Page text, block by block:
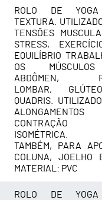
ROLO DE
TEXTURA.
TENSÕES
STRESS,
EQUILÍBRIO
OS
ABDÔMEN,
LOMBAR,
QUADRIS.
CONTRAÇÃO
ISOMÉTRICA.
TAMBÉM, PARA
COLUNA, JOELHO
MATERIAL: PVC
ROLO DE